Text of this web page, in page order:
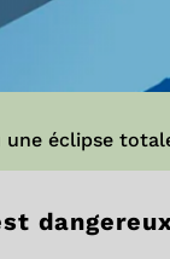
éclipse